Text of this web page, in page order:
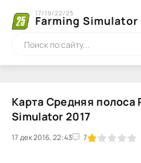
Farming Simulator
17/19/22/25
Карта Средняя полоса
Simulator 2017
17 дек 2016, 22:43 7
1 2 3 4 5